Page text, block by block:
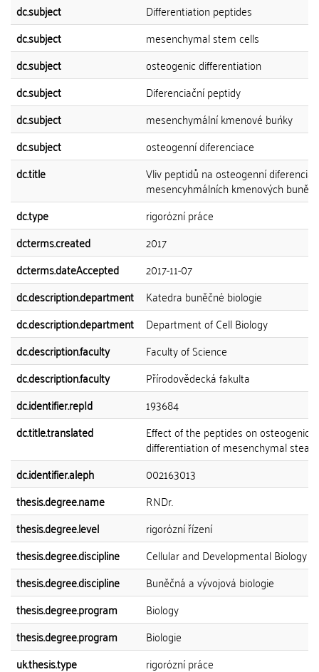
dc.subject
Differentiation peptides
dc.subject
mesenchymal stem cells
dc.subject
osteogenic differentiation
dc.subject
Diferenciační peptidy
dc.subject
mesenchymální kmenové buńky
dc.subject
osteogenní diferenciace
dc.title
Vliv peptidů na osteogenní
mesencyhmálních kmenových buněk
dc.type
rigorózní práce
dcterms.created
2017
dcterms.dateAccepted
2017-11-07
dc.description.department
Katedra buněčné biologie
dc.description.department
Department of Cell Biology
dc.description.faculty
Faculty of Science
dc.description.faculty
Přírodovědecká fakulta
dc.identifier.repId
193684
dc.title.translated
Effect of the peptides on osteogenic
differentiation of mesenchymal
dc.identifier.aleph
002163013
thesis.degree.name
RNDr.
thesis.degree.level
rigorózní řízení
thesis.degree.discipline
Cellular and Developmental Biology
thesis.degree.discipline
Buněčná a vývojová biologie
thesis.degree.program
Biology
thesis.degree.program
Biologie
uk.thesis.type
rigorózní práce